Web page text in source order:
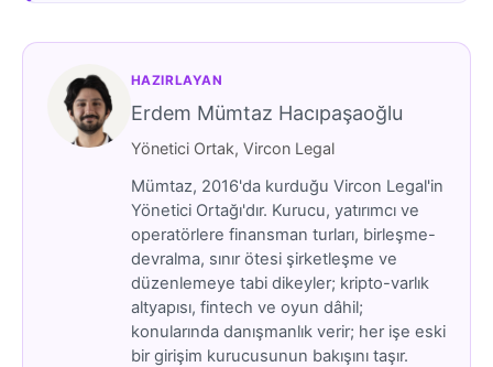
HAZIRLAYAN
Erdem Mümtaz Hacıpaşaoğlu
Yönetici Ortak, Vircon Legal
Mümtaz, 2016'da kurduğu Vircon Legal'in
Yönetici Ortağı'dır. Kurucu, yatırımcı ve
operatörlere finansman turları, birleşme-
devralma, sınır ötesi şirketleşme ve
düzenlemeye tabi dikeyler; kripto-varlık
altyapısı, fintech ve oyun dâhil;
konularında danışmanlık verir; her işe eski
bir girişim kurucusunun bakışını taşır.